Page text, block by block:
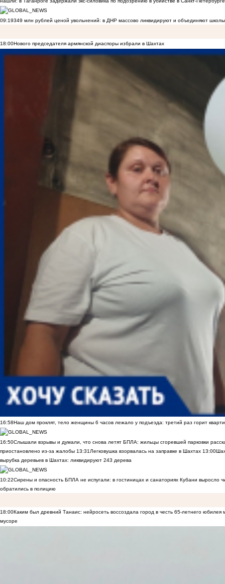
09:19349 млн рублей ценой увольнений: в ДНР массово ликвидируют и объединяют
18:00Нового председателя армянской диаспоры избрали в Шахтах
16:58Наш дом проклят, тело женщины 6 часов лежало у подъезда: третий раз горит
16:50Слышали взрывы и думали, что снова летят БПЛА: жильцы сгоревшей парковки
приостановлено из-за жалобы 13:31Легковушка взорвалась на заправке в Шахтах 13:00
вырубка деревьев в Шахтах: ликвидируют 243 дерева
10:22Сирены и опасность БПЛА не испугали: в гостиницах и санаториях Кубани выросло
обратились в полицию
18:00Каким был древний Танаис: нейросеть воссоздала город в честь 65-летнего юбилея
мусоре